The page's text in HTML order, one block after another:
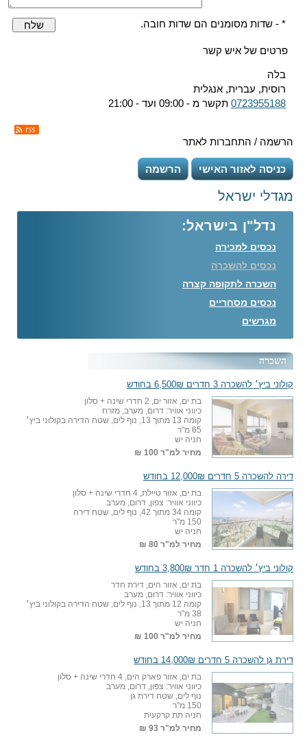
* - שדות מסומנים הם שדות חובה. שלח
פרטים של איש קשר
בלה
רוסית, עברית, אנגלית
0723955188 תקשר מ - 09:00 ועד - 21:00
הרשמה / התחברות לאתר
כניסה לאזור האישי הרשמה
מגדלי ישראל
נדל"ן בישראל:
נכסים למכירה
נכסים להשכרה
השכרה לתקופה קצרה
נכסים מסחריים
מגרשים
השכרה
קולוני ביץ׳ להשכרה 3 חדרים 6,500₪ בחודש
בת ים, אזור ים, 2 חדרי שינה + סלון
כיווני אוויר: דרום, מערב, מזרח
קומה 13 מתוך 13, נוף לים, שטח הדירה בקולוני ביץ׳
65 מ"ר
חניה יש
מחיר למ"ר 100 ₪
דירה להשכרה 5 חדרים 12,000₪ בחודש
בת ים, אזור טיילת, 4 חדרי שינה + סלון
כיווני אוויר: צפון, דרום, מערב
קומה 34 מתוך 42, נוף לים, שטח דירה
150 מ"ר
חניה יש
מחיר למ"ר 80 ₪
קולוני ביץ׳ להשכרה 1 חדר 3,800₪ בחודש
בת ים, אזור הים, דירת חדר
כיווני אוויר: דרום, מערב
קומה 12 מתוך 13, נוף לים, שטח הדירה בקולוני ביץ׳
38 מ"ר
חניה יש
מחיר למ"ר 100 ₪
דירת גן להשכרה 5 חדרים 14,000₪ בחודש
בת ים, אזור פארק הים, 4 חדרי שינה + סלון
כיווני אוויר: צפון, דרום, מערב
נוף לים, שטח דירת גן
150 מ"ר
חניה תת קרקעית
מחיר למ"ר 93 ₪